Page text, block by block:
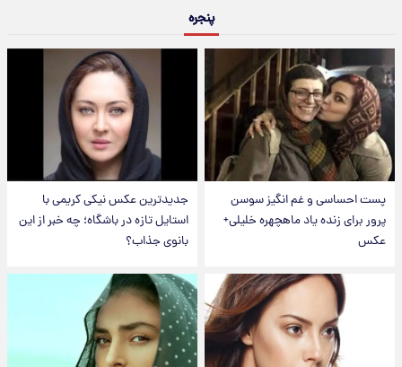
پنجره
پست احساسی و غم انگیز سوسن
پرور برای زنده یاد ماهچهره خلیلی+
عکس
جدیدترین عکس نیکی کریمی با
استایل تازه در باشگاه؛ چه خبر از این
بانوی جذاب؟